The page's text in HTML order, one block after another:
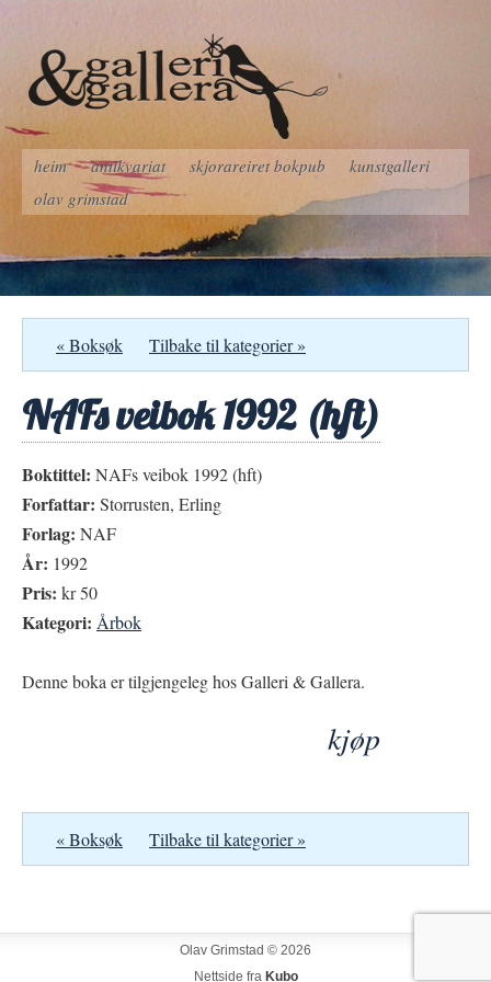
heim antikvariat skjorareiret bokpub
kunstgalleri
olav grimstad
« Boksøk Tilbake til kategorier »
NAFs veibok 1992 (hft)
Boktittel: NAFs veibok 1992 (hft)
Forfattar: Storrusten, Erling
Forlag: NAF
År: 1992
Pris: kr 50
Kategori: Årbok
Denne boka er tilgjengeleg hos Galleri & Gallera.
kjøp
« Boksøk Tilbake til kategorier »
Olav Grimstad © 2026
Nettside fra Kubo